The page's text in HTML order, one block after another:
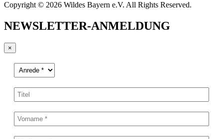
Copyright © 2026 Wildes Bayern e.V. All Rights Reserved.
NEWSLETTER-ANMELDUNG
×